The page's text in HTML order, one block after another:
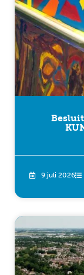
9 juli 2026